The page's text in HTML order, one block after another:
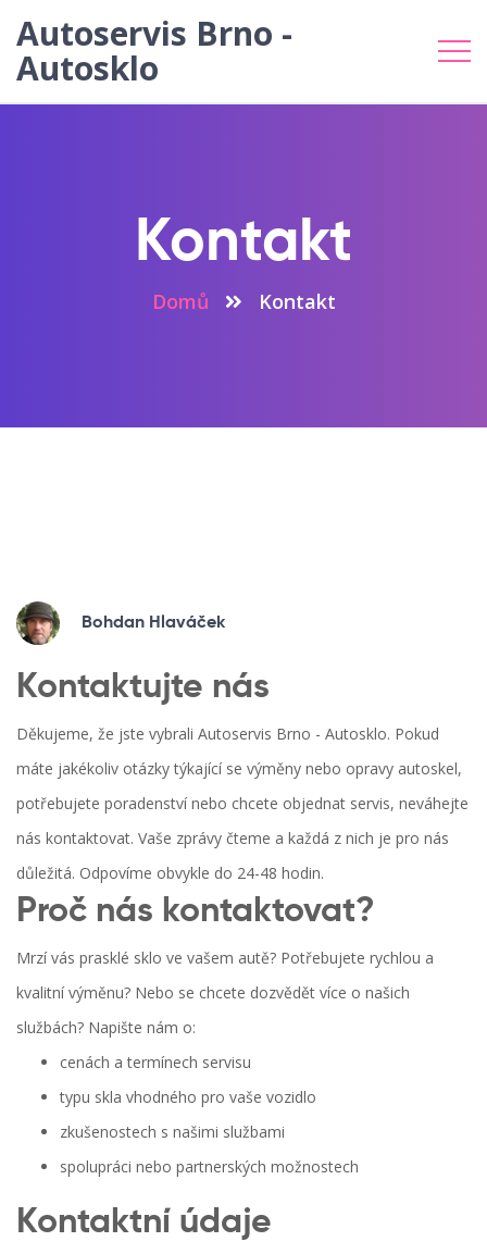
Autoservis Brno -
Autosklo
Kontakt
Domů Kontakt
Bohdan Hlaváček
Kontaktujte nás
Děkujeme, že jste vybrali Autoservis Brno - Autosklo. Pokud
máte jakékoliv otázky týkající se výměny nebo opravy autoskel,
potřebujete poradenství nebo chcete objednat servis, neváhejte
nás kontaktovat. Vaše zprávy čteme a každá z nich je pro nás
důležitá. Odpovíme obvykle do 24-48 hodin.
Proč nás kontaktovat?
Mrzí vás prasklé sklo ve vašem autě? Potřebujete rychlou a
kvalitní výměnu? Nebo se chcete dozvědět více o našich
službách? Napište nám o:
cenách a termínech servisu
typu skla vhodného pro vaše vozidlo
zkušenostech s našimi službami
spolupráci nebo partnerských možnostech
Kontaktní údaje